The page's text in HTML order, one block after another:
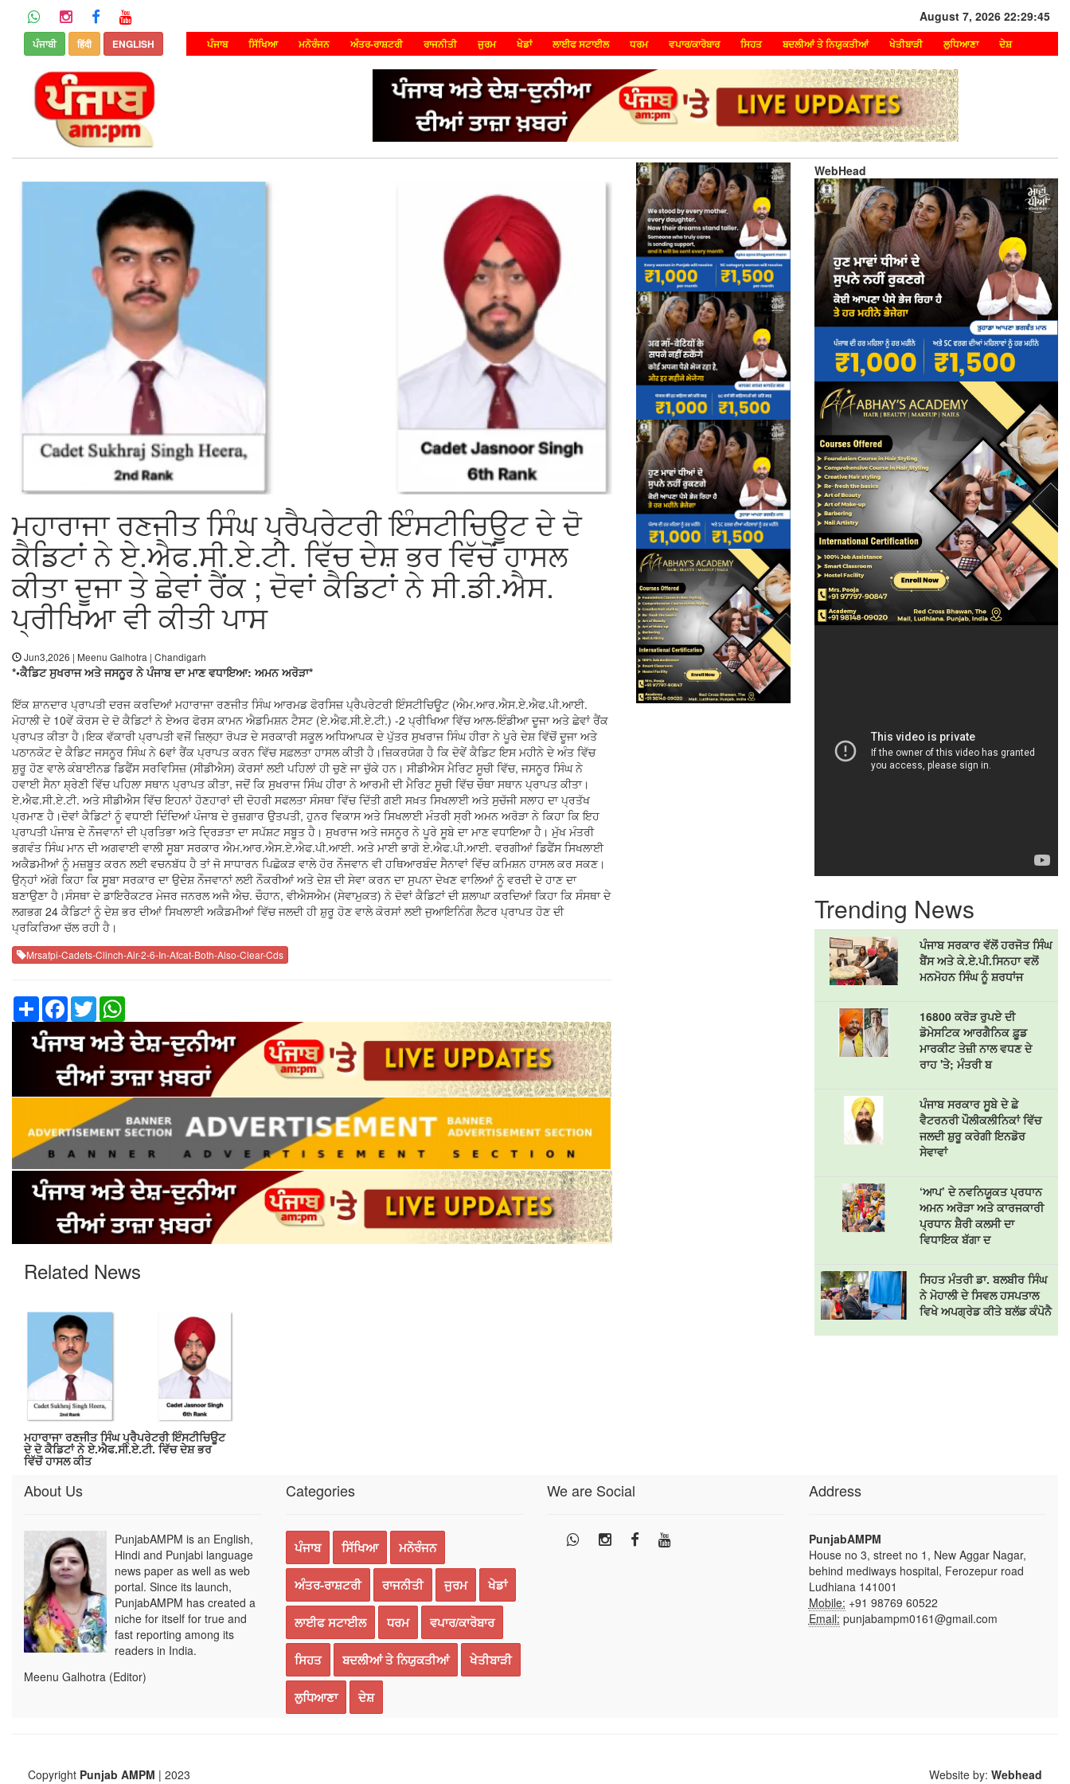
August 7, 2026 22:29:45
ਪੰਜਾਬੀ हिंदी ENGLISH ਪੰਜਾਬ ਸਿੱਖਿਆ ਮਨੋਰੰਜਨ ਅੰਤਰ-ਰਾਸ਼ਟਰੀ ਰਾਜਨੀਤੀ ਜੁਰਮ ਖੇਡਾਂ ਲਾਈਫ ਸਟਾਈਲ ਧਰਮ ਵਪਾਰ/ਕਾਰੋਬਾਰ ਸਿਹਤ ਬਦਲੀਆਂ ਤੇ ਨਿਯੁਕਤੀਆਂ ਖੇਤੀਬਾੜੀ ਲੁਧਿਆਣਾ ਦੇਸ਼
ਮਹਾਰਾਜਾ ਰਣਜੀਤ ਸਿੰਘ ਪ੍ਰੈਪਰੇਟਰੀ ਇੰਸਟੀਚਿਊਟ ਦੇ ਦੋ
ਕੈਡਿਟਾਂ ਨੇ ਏ.ਐਫ.ਸੀ.ਏ.ਟੀ. ਵਿੱਚ ਦੇਸ਼ ਭਰ ਵਿੱਚੋਂ ਹਾਸਲ
ਕੀਤਾ ਦੂਜਾ ਤੇ ਛੇਵਾਂ ਰੈਂਕ ; ਦੋਵਾਂ ਕੈਡਿਟਾਂ ਨੇ ਸੀ.ਡੀ.ਐਸ.
ਪ੍ਰੀਖਿਆ ਵੀ ਕੀਤੀ ਪਾਸ
Jun3,2026 | Meenu Galhotra | Chandigarh
*•ਕੈਡਿਟ ਸੁਖਰਾਜ ਅਤੇ ਜਸਨੂਰ ਨੇ ਪੰਜਾਬ ਦਾ ਮਾਣ ਵਧਾਇਆ: ਅਮਨ ਅਰੋੜਾ*
ਇੱਕ ਸ਼ਾਨਦਾਰ ਪ੍ਰਾਪਤੀ ਦਰਜ ਕਰਦਿਆਂ ਮਹਾਰਾਜਾ ਰਣਜੀਤ ਸਿੰਘ ਆਰਮਡ ਫੋਰਸਿਜ਼ ਪ੍ਰੈਪਰੇਟਰੀ ਇੰਸਟੀਚਿਊਟ (ਐਮ.ਆਰ.ਐਸ.ਏ.ਐਫ.ਪੀ.ਆਈ.
ਮੋਹਾਲੀ ਦੇ 10ਵੇਂ ਕੋਰਸ ਦੇ ਦੋ ਕੈਡਿਟਾਂ ਨੇ ਏਅਰ ਫੋਰਸ ਕਾਮਨ ਐਡਮਿਸ਼ਨ ਟੈਸਟ (ਏ.ਐਫ.ਸੀ.ਏ.ਟੀ.) -2 ਪ੍ਰੀਖਿਆ ਵਿੱਚ ਆਲ-ਇੰਡੀਆ ਦੂਜਾ ਅਤੇ ਛੇਵਾਂ ਰੈਂਕ
ਪ੍ਰਾਪਤ ਕੀਤਾ ਹੈ।ਇਕ ਵੱਕਾਰੀ ਪ੍ਰਾਪਤੀ ਵਜੋਂ ਜ਼ਿਲ੍ਹਾ ਰੋਪੜ ਦੇ ਸਰਕਾਰੀ ਸਕੂਲ ਅਧਿਆਪਕ ਦੇ ਪੁੱਤਰ ਸੁਖਰਾਜ ਸਿੰਘ ਹੀਰਾ ਨੇ ਪੂਰੇ ਦੇਸ਼ ਵਿੱਚੋਂ ਦੂਜਾ ਅਤੇ
ਪਠਾਨਕੋਟ ਦੇ ਕੈਡਿਟ ਜਸਨੂਰ ਸਿੰਘ ਨੇ 6ਵਾਂ ਰੈਂਕ ਪ੍ਰਾਪਤ ਕਰਨ ਵਿੱਚ ਸਫ਼ਲਤਾ ਹਾਸਲ ਕੀਤੀ ਹੈ।ਜ਼ਿਕਰਯੋਗ ਹੈ ਕਿ ਦੋਵੇਂ ਕੈਡਿਟ ਇਸ ਮਹੀਨੇ ਦੇ ਅੰਤ ਵਿੱਚ
ਸ਼ੁਰੂ ਹੋਣ ਵਾਲੇ ਕੰਬਾਈਨਡ ਡਿਫੈਂਸ ਸਰਵਿਸਿਜ਼ (ਸੀਡੀਐਸ) ਕੋਰਸਾਂ ਲਈ ਪਹਿਲਾਂ ਹੀ ਚੁਣੇ ਜਾ ਚੁੱਕੇ ਹਨ। ਸੀਡੀਐਸ ਮੈਰਿਟ ਸੂਚੀ ਵਿੱਚ, ਜਸਨੂਰ ਸਿੰਘ ਨੇ
ਹਵਾਈ ਸੈਨਾ ਸ਼੍ਰੇਣੀ ਵਿੱਚ ਪਹਿਲਾ ਸਥਾਨ ਪ੍ਰਾਪਤ ਕੀਤਾ, ਜਦੋਂ ਕਿ ਸੁਖਰਾਜ ਸਿੰਘ ਹੀਰਾ ਨੇ ਆਰਮੀ ਦੀ ਮੈਰਿਟ ਸੂਚੀ ਵਿੱਚ ਚੌਥਾ ਸਥਾਨ ਪ੍ਰਾਪਤ ਕੀਤਾ।
ਏ.ਐਫ.ਸੀ.ਏ.ਟੀ. ਅਤੇ ਸੀਡੀਐਸ ਵਿੱਚ ਇਹਨਾਂ ਹੋਣਹਾਰਾਂ ਦੀ ਦੋਹਰੀ ਸਫਲਤਾ ਸੰਸਥਾ ਵਿੱਚ ਦਿੱਤੀ ਗਈ ਸਖ਼ਤ ਸਿਖਲਾਈ ਅਤੇ ਸੁਚੱਜੀ ਸਲਾਹ ਦਾ ਪ੍ਰਤੱਖ
ਪ੍ਰਮਾਣ ਹੈ।ਦੋਵਾਂ ਕੈਡਿਟਾਂ ਨੂੰ ਵਧਾਈ ਦਿੰਦਿਆਂ ਪੰਜਾਬ ਦੇ ਰੁਜ਼ਗਾਰ ਉਤਪਤੀ, ਹੁਨਰ ਵਿਕਾਸ ਅਤੇ ਸਿਖਲਾਈ ਮੰਤਰੀ ਸ੍ਰੀ ਅਮਨ ਅਰੋੜਾ ਨੇ ਕਿਹਾ ਕਿ ਇਹ
ਪ੍ਰਾਪਤੀ ਪੰਜਾਬ ਦੇ ਨੌਜਵਾਨਾਂ ਦੀ ਪ੍ਰਤਿਭਾ ਅਤੇ ਦ੍ਰਿੜਤਾ ਦਾ ਸਪੱਸ਼ਟ ਸਬੂਤ ਹੈ। ਸੁਖਰਾਜ ਅਤੇ ਜਸਨੂਰ ਨੇ ਪੂਰੇ ਸੂਬੇ ਦਾ ਮਾਣ ਵਧਾਇਆ ਹੈ। ਮੁੱਖ ਮੰਤਰੀ
ਭਗਵੰਤ ਸਿੰਘ ਮਾਨ ਦੀ ਅਗਵਾਈ ਵਾਲੀ ਸੂਬਾ ਸਰਕਾਰ ਐਮ.ਆਰ.ਐਸ.ਏ.ਐਫ.ਪੀ.ਆਈ. ਅਤੇ ਮਾਈ ਭਾਗੋ ਏ.ਐਫ.ਪੀ.ਆਈ. ਵਰਗੀਆਂ ਡਿਫੈਂਸ ਸਿਖਲਾਈ
ਅਕੈਡਮੀਆਂ ਨੂੰ ਮਜ਼ਬੂਤ ਕਰਨ ਲਈ ਵਚਨਬੱਧ ਹੈ ਤਾਂ ਜੋ ਸਾਧਾਰਨ ਪਿਛੋਕੜ ਵਾਲੇ ਹੋਰ ਨੌਜਵਾਨ ਵੀ ਹਥਿਆਰਬੰਦ ਸੈਨਾਵਾਂ ਵਿੱਚ ਕਮਿਸ਼ਨ ਹਾਸਲ ਕਰ ਸਕਣ।
ਉਨ੍ਹਾਂ ਅੱਗੇ ਕਿਹਾ ਕਿ ਸੂਬਾ ਸਰਕਾਰ ਦਾ ਉਦੇਸ਼ ਨੌਜਵਾਨਾਂ ਲਈ ਨੌਕਰੀਆਂ ਅਤੇ ਦੇਸ਼ ਦੀ ਸੇਵਾ ਕਰਨ ਦਾ ਸੁਪਨਾ ਦੇਖਣ ਵਾਲਿਆਂ ਨੂੰ ਵਰਦੀ ਦੇ ਹਾਣ ਦਾ
ਬਣਾਉਣਾ ਹੈ।ਸੰਸਥਾ ਦੇ ਡਾਇਰੈਕਟਰ ਮੇਜਰ ਜਨਰਲ ਅਜੈ ਐਚ. ਚੌਹਾਨ, ਵੀਐਸਐਮ (ਸੇਵਾਮੁਕਤ) ਨੇ ਦੋਵਾਂ ਕੈਡਿਟਾਂ ਦੀ ਸ਼ਲਾਘਾ ਕਰਦਿਆਂ ਕਿਹਾ ਕਿ ਸੰਸਥਾ ਦੇ
ਲਗਭਗ 24 ਕੈਡਿਟਾਂ ਨੂੰ ਦੇਸ਼ ਭਰ ਦੀਆਂ ਸਿਖਲਾਈ ਅਕੈਡਮੀਆਂ ਵਿੱਚ ਜਲਦੀ ਹੀ ਸ਼ੁਰੂ ਹੋਣ ਵਾਲੇ ਕੋਰਸਾਂ ਲਈ ਜੁਆਇਨਿੰਗ ਲੈਟਰ ਪ੍ਰਾਪਤ ਹੋਣ ਦੀ
ਪ੍ਰਕਿਰਿਆ ਚੱਲ ਰਹੀ ਹੈ।
Mrsafpi-Cadets-Clinch-Air-2-6-In-Afcat-Both-Also-Clear-Cds
Share Facebook
Twitter
Related News
ਮਹਾਰਾਜਾ ਰਣਜੀਤ ਸਿੰਘ ਪ੍ਰੈਪਰੇਟਰੀ ਇੰਸਟੀਚਿਊਟ
ਦੇ ਦੋ ਕੈਡਿਟਾਂ ਨੇ ਏ.ਐਫ.ਸੀ.ਏ.ਟੀ. ਵਿੱਚ ਦੇਸ਼ ਭਰ
ਵਿੱਚੋਂ ਹਾਸਲ ਕੀਤ
WebHead
Trending News
ਪੰਜਾਬ ਸਰਕਾਰ ਵੱਲੋਂ ਹਰਜੋਤ ਸਿੰਘ
ਬੈਂਸ ਅਤੇ ਕੇ.ਏ.ਪੀ.ਸਿਨਹਾ ਵਲੋਂ
ਮਨਮੋਹਨ ਸਿੰਘ ਨੂੰ ਸ਼ਰਧਾਂਜ
16800 ਕਰੋੜ ਰੁਪਏ ਦੀ
ਡੋਮੇਸਟਿਕ ਆਰਗੈਨਿਕ ਫ਼ੂਡ
ਮਾਰਕੀਟ ਤੇਜ਼ੀ ਨਾਲ ਵਧਣ ਦੇ
ਰਾਹ 'ਤੇ; ਮੰਤਰੀ ਬ
ਪੰਜਾਬ ਸਰਕਾਰ ਸੂਬੇ ਦੇ ਛੇ
ਵੈਟਰਨਰੀ ਪੌਲੀਕਲੀਨਿਕਾਂ ਵਿੱਚ
ਜਲਦੀ ਸ਼ੁਰੂ ਕਰੇਗੀ ਇਨਡੋਰ
ਸੇਵਾਵਾਂ
‘ਆਪ’ ਦੇ ਨਵਨਿਯੂਕਤ ਪ੍ਰਧਾਨ
ਅਮਨ ਅਰੋੜਾ ਅਤੇ ਕਾਰਜਕਾਰੀ
ਪ੍ਰਧਾਨ ਸ਼ੈਰੀ ਕਲਸੀ ਦਾ
ਵਿਧਾਇਕ ਬੱਗਾ ਦ
ਸਿਹਤ ਮੰਤਰੀ ਡਾ. ਬਲਬੀਰ ਸਿੰਘ
ਨੇ ਮੋਹਾਲੀ ਦੇ ਸਿਵਲ ਹਸਪਤਾਲ
ਵਿਖੇ ਅਪਗ੍ਰੇਡ ਕੀਤੇ ਬਲੱਡ ਕੰਪੋਨੈ
About Us
PunjabAMPM is an English,
Hindi and Punjabi language
news paper as well as web
portal. Since its launch,
PunjabAMPM has created a
niche for itself for true and
fast reporting among its
readers in India.
Meenu Galhotra (Editor)
Categories
ਪੰਜਾਬ ਸਿੱਖਿਆ ਮਨੋਰੰਜਨ
ਅੰਤਰ-ਰਾਸ਼ਟਰੀ ਰਾਜਨੀਤੀ ਜੁਰਮ ਖੇਡਾਂ
ਲਾਈਫ ਸਟਾਈਲ ਧਰਮ ਵਪਾਰ/ਕਾਰੋਬਾਰ
ਸਿਹਤ ਬਦਲੀਆਂ ਤੇ ਨਿਯੁਕਤੀਆਂ ਖੇਤੀਬਾੜੀ
ਲੁਧਿਆਣਾ ਦੇਸ਼
We are Social Address
PunjabAMPM
House no 3, street no 1, New Aggar Nagar,
behind mediways hospital, Ferozepur road
Ludhiana 141001
Mobile: +91 98769 60522
Email: punjabampm0161@gmail.com
Copyright Punjab AMPM | 2023 Website by: Webhead